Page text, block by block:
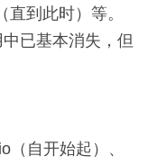
到此时）等。
已基本消失，但
自开始起）、